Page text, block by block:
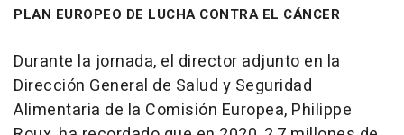
PLAN EUROPEO DE LUCHA CONTRA EL CÁNCER
Durante la jornada, el director adjunto en la
Dirección General de Salud y Seguridad
Alimentaria de la Comisión Europea, Philippe